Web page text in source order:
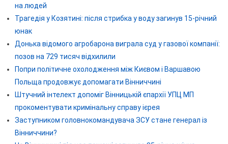
на людей
Трагедія у Козятині: після стрибка у воду загинув 15-річний
юнак
Донька відомого агробарона виграла суд у газової компанії:
позов на 729 тисяч відхилили
Попри політичне охолодження між Києвом і Варшавою
Польща продовжує допомагати Вінниччині
Штучний інтелект допоміг Вінницькій єпархії УПЦ МП
прокоментувати кримінальну справу ієрея
Заступником головнокомандувача ЗСУ стане генерал із
Вінниччини?